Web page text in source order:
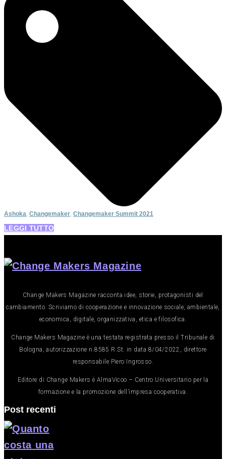
Ashoka Changemaker Changemaker Summit 2021
LEGGI TUTTO
Change Makers Magazine racconta idee, storie, protagonisti del
cambiamento. Scriviamo di cooperazione e innovazione sociale, ambientale,
economica, digitale, organizzativa, etica e filosofica.
Change Makers Magazine è una testata registrata presso il Tribunale di
Bologna, autorizzazione n.8585 R.St. in data 8/04/2022, direttore
responsabile Piero Ingrosso.
Editore di Change Makers è AlmaVicoo – Centro Universitario per la
formazione e la promozione dell’impresa cooperativa.
Post recenti